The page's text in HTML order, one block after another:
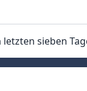
letzten sieben